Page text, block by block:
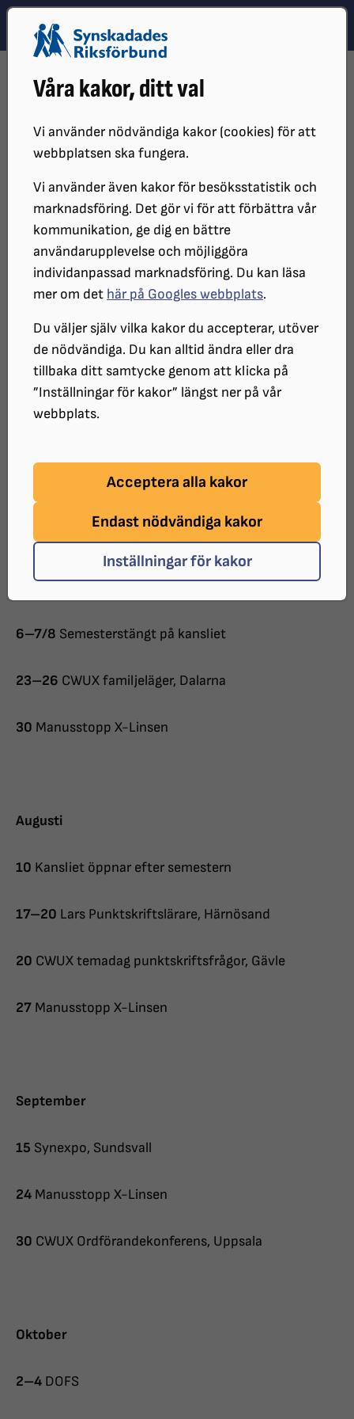
Våra kakor, ditt val
Vi använder nödvändiga kakor (cookies) för att
webbplatsen ska fungera.
Vi använder även kakor för besöksstatistik och
marknadsföring. Det gör vi för att förbättra vår
kommunikation, ge dig en bättre
användarupplevelse och möjliggöra
individanpassad marknadsföring. Du kan läsa
mer om det här på Googles webbplats.
Du väljer själv vilka kakor du accepterar, utöver
de nödvändiga. Du kan alltid ändra eller dra
tillbaka ditt samtycke genom att klicka på
”Inställningar för kakor” längst ner på vår
webbplats.
Acceptera alla kakor
Endast nödvändiga kakor
Inställningar för kakor
Hoppa till innehåll
Hoppa till hitta snabbt
DISTRIKT
SRF GÄVLEBORG AKTIVITETSLISTA DISTRIKTET
Aktivitetslista distriktet
Aktivitetslista
Juni
Styrelsemöte, Valbo
Temadag Region Gävleborgs framtid samt en
valdebatt
Organisationsråd, Teams
Syntolkad sommarrevy, Hudiksvall
6–7/8 Semesterstängt på kansliet
23–26 CWUX familjeläger, Dalarna
30 Manusstopp X-Linsen
Augusti
10 Kansliet öppnar efter semestern
17–20 Lars Punktskriftslärare, Härnösand
20 CWUX temadag punktskriftsfrågor, Gävle
27 Manusstopp X-Linsen
September
15 Synexpo, Sundsvall
24 Manusstopp X-Linsen
30 CWUX Ordförandekonferens, Uppsala
Oktober
2–4 DOFS